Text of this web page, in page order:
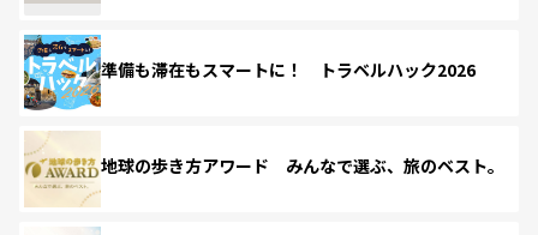
準備も滞在もスマートに！ トラベルハック2026
地球の歩き方アワード みんなで選ぶ、旅のベスト。